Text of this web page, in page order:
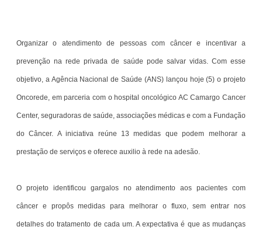
Organizar o atendimento de pessoas com câncer e incentivar a
prevenção na rede privada de saúde pode salvar vidas. Com esse
objetivo, a Agência Nacional de Saúde (ANS) lançou hoje (5) o projeto
Oncorede, em parceria com o hospital oncológico AC Camargo Cancer
Center, seguradoras de saúde, associações médicas e com a Fundação
do Câncer. A iniciativa reúne 13 medidas que podem melhorar a
prestação de serviços e oferece auxilio à rede na adesão.
O projeto identificou gargalos no atendimento aos pacientes com
câncer e propôs medidas para melhorar o fluxo, sem entrar nos
detalhes do tratamento de cada um. A expectativa é que as mudanças